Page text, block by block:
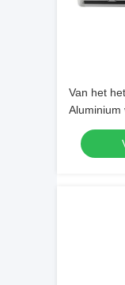
Van het
Aluminium